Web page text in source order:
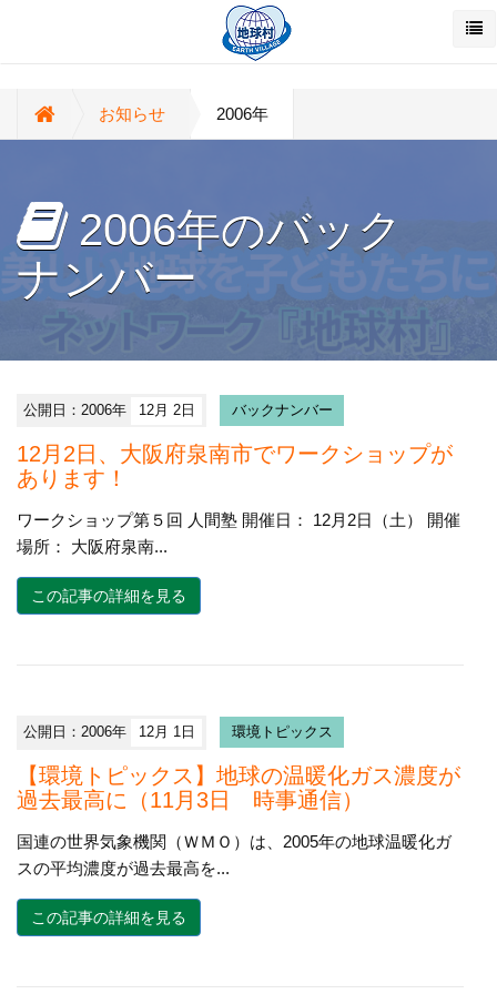
お知らせ 2006年
2006年のバック
ナンバー
公開日：2006年 12月 2日 バックナンバー
12月2日、大阪府泉南市でワークショップが
あります！
ワークショップ第５回 人間塾 開催日： 12月2日（土） 開催
場所： 大阪府泉南...
この記事の詳細を見る
公開日：2006年 12月 1日 環境トピックス
【環境トピックス】地球の温暖化ガス濃度が
過去最高に（11月3日 時事通信）
国連の世界気象機関（ＷＭＯ）は、2005年の地球温暖化ガ
スの平均濃度が過去最高を...
この記事の詳細を見る